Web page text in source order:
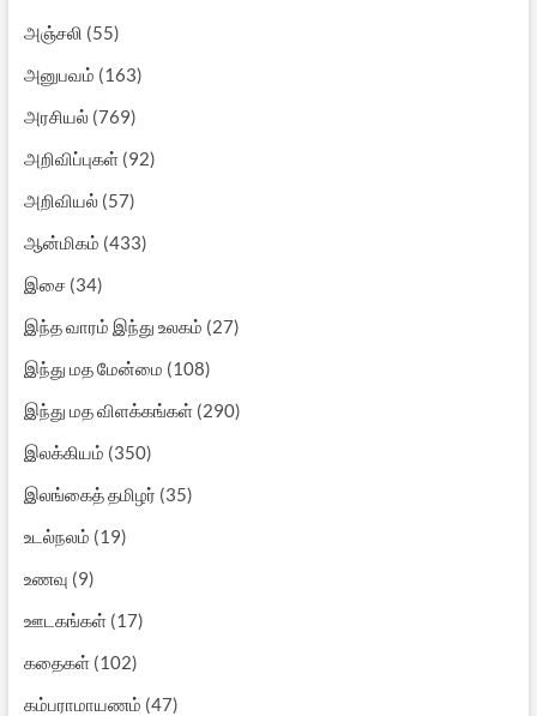
அஞ்சலி (55)
அனுபவம் (163)
அரசியல்(769)
அறிவிப்புகள்(92)
அறிவியல்(57)
ஆன்மிகம் (433)
இசை(34)
இந்த வாரம் இந்து உலகம் (27)
இந்து மத மேன்மை (108)
இந்து மத விளக்கங்கள்(290)
இலக்கியம் (350)
இலங்கைத் தமிழர் (35)
உடல்நலம் (19)
உணவு (9)
ஊடகங்கள்(17)
கதைகள்(102)
கம்பராமாயணம் (47)